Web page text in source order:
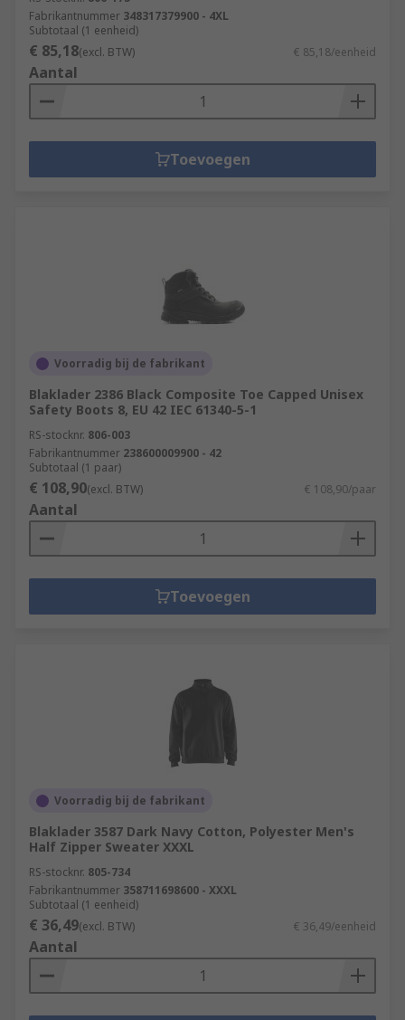
Fabrikantnummer 348317379900 - 4XL
Subtotaal (1 eenheid)
€ 85,18(excl. BTW) € 85,18/eenheid
Aantal
Toevoegen
Voorradig bij de fabrikant
Blaklader 2386 Black Composite Toe Capped Unisex
Safety Boots 8, EU 42 IEC 61340-5-1
RS-stocknr. 806-003
Fabrikantnummer 238600009900 - 42
Subtotaal (1 paar)
€ 108,90(excl. BTW) € 108,90/paar
Aantal
Toevoegen
Voorradig bij de fabrikant
Blaklader 3587 Dark Navy Cotton, Polyester Men's
Half Zipper Sweater XXXL
RS-stocknr. 805-734
Fabrikantnummer 358711698600 - XXXL
Subtotaal (1 eenheid)
€ 36,49(excl. BTW) € 36,49/eenheid
Aantal